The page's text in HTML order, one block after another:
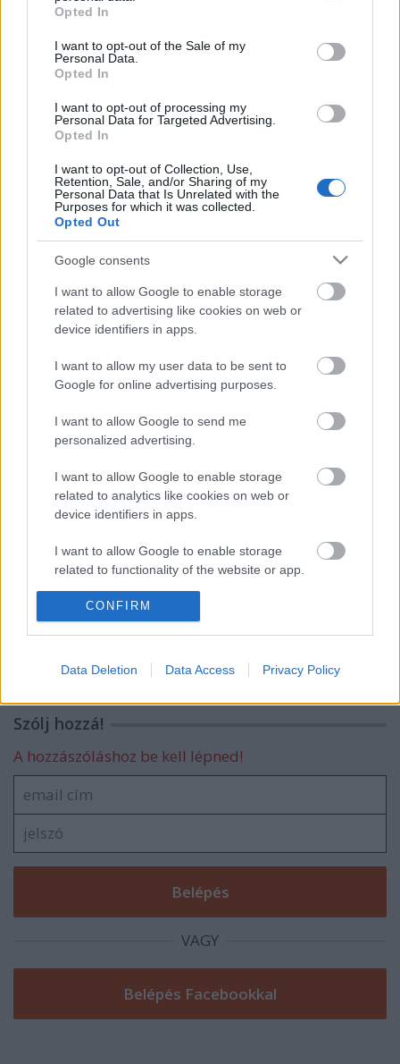
grant or deny consent to Google and its third-party tags to
use your data for below specified purposes in below Google
consent section.
Opted In
I want to opt-out of the Sale of my
Personal Data.
Opted In
I want to opt-out of processing my
Personal Data for Targeted Advertising.
Opted In
I want to opt-out of Collection, Use,
Retention, Sale, and/or Sharing of my
Personal Data that Is Unrelated with the
Purposes for which it was collected.
Opted Out
Google consents
I want to allow Google to enable storage
related to advertising like cookies on web or
device identifiers in apps.
I want to allow my user data to be sent to
Google for online advertising purposes.
I want to allow Google to send me
personalized advertising.
I want to allow Google to enable storage
related to analytics like cookies on web or
device identifiers in apps.
I want to allow Google to enable storage
related to functionality of the website or app.
I want to allow Google to enable storage
related to personalization.
I want to allow Google to enable storage
related to security, including authentication
functionality and fraud prevention, and other
user protection.
CONFIRM
Data Deletion Data Access Privacy Policy
Ajánlott bejegyzések:
1,1 milliárd forint hitelt vesz fel az
Köddé vált a több mint ötvenmillió forint
támogatást kapó fideszes egyesület
Kádár Tibor cégének autójával rongálják
az ellenzék plakátjait.
Szólj hozzá!
A hozzászóláshoz be kell lépned!
VAGY